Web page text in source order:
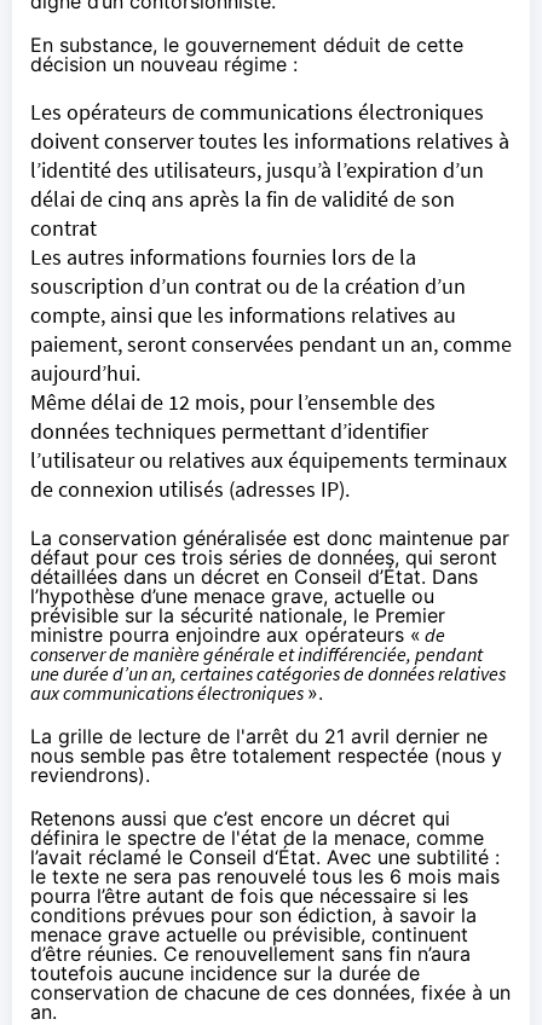
En substance, le gouvernement déduit de cette
décision un nouveau régime :
Les opérateurs de communications électroniques
doivent conserver toutes les informations relatives à
l’identité des utilisateurs, jusqu’à l’expiration d’un
délai de cinq ans après la fin de validité de son
contrat
Les autres informations fournies lors de la
souscription d’un contrat ou de la création d’un
compte, ainsi que les informations relatives au
paiement, seront conservées pendant un an, comme
aujourd’hui.
Même délai de 12 mois, pour l’ensemble des
données techniques permettant d’identifier
l’utilisateur ou relatives aux équipements terminaux
de connexion utilisés (adresses IP).
La conservation généralisée est donc maintenue par
défaut pour ces trois séries de données, qui seront
détaillées dans un décret en Conseil d’État. Dans
l’hypothèse d’une menace grave, actuelle ou
prévisible sur la sécurité nationale, le Premier
ministre pourra enjoindre aux opérateurs « de
conserver de manière générale et indifférenciée, pendant
une durée d’un an, certaines catégories de données relatives
aux communications électroniques ».
La grille de lecture de l'arrêt du 21 avril dernier ne
nous semble pas être totalement respectée (nous y
reviendrons).
Retenons aussi que c’est encore un décret qui
définira le spectre de l'état de la menace, comme
l’avait réclamé le Conseil d‘État. Avec une subtilité :
le texte ne sera pas renouvelé tous les 6 mois mais
pourra l’être autant de fois que nécessaire si les
conditions prévues pour son édiction, à savoir la
menace grave actuelle ou prévisible, continuent
d’être réunies. Ce renouvellement sans fin n’aura
toutefois aucune incidence sur la durée de
conservation de chacune de ces données, fixée à un
an.